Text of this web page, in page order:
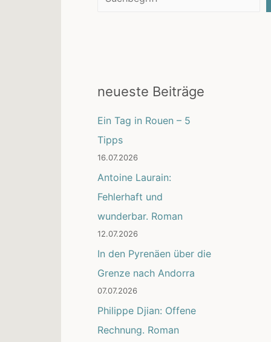
neueste Beiträge
Ein Tag in Rouen – 5
Tipps
16.07.2026
Antoine Laurain:
Fehlerhaft und
wunderbar. Roman
12.07.2026
In den Pyrenäen über die
Grenze nach Andorra
07.07.2026
Philippe Djian: Offene
Rechnung. Roman